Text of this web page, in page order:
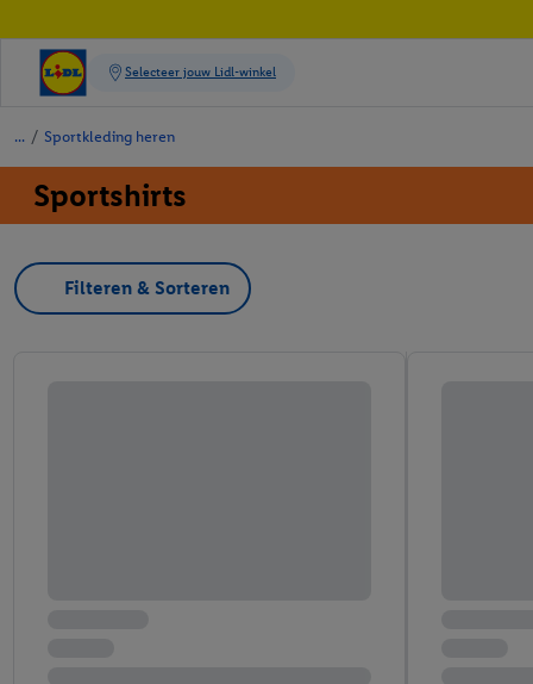
/ Sportkleding heren
Sportshirts
Filteren & Sorteren